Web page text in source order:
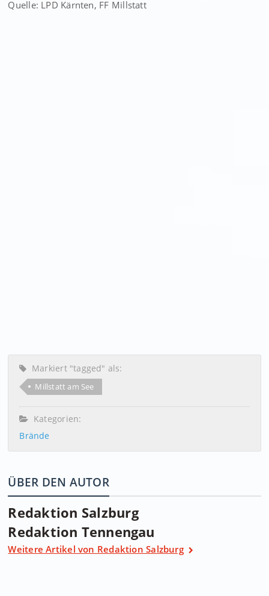
Quelle: LPD Kärnten, FF Millstatt
Markiert "tagged" als:
Millstatt am See
Kategorien:
Brände
ÜBER DEN AUTOR
Redaktion Salzburg
Redaktion Tennengau
Weitere Artikel von Redaktion Salzburg